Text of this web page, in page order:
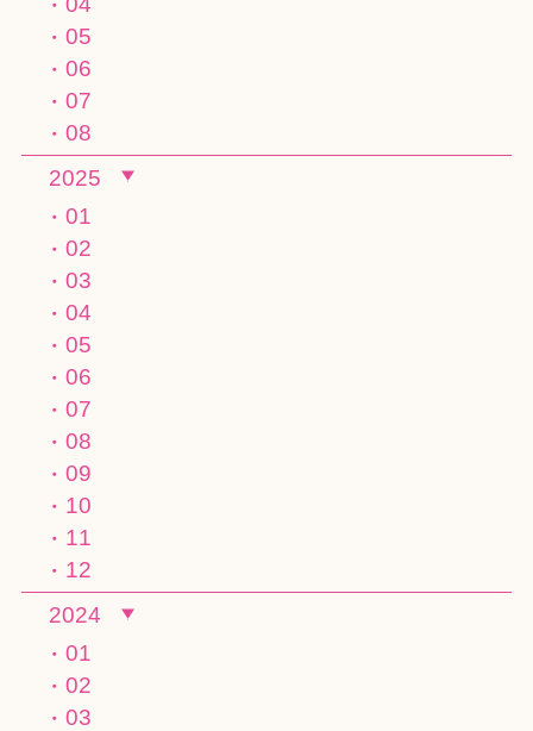
05
06
07
08
2025
01
02
03
04
05
06
07
08
09
10
11
12
2024
01
02
03